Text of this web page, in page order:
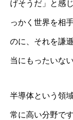
げそうだ」と感
っかく世界を相
のに、それを謙
当にもったいな
半導体という領
常に高い分野で